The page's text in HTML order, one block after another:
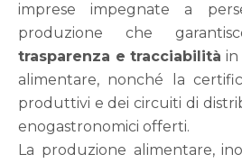
imprese impegnate a
produzione che
trasparenza e tracciabilità in
alimentare, nonché la
produttivi e dei circuiti di
enogastronomici offerti.
La produzione alimentare,